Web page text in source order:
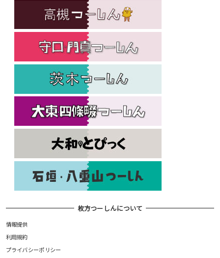
枚方つーしんについて
情報提供
利用規約
プライバシーポリシー